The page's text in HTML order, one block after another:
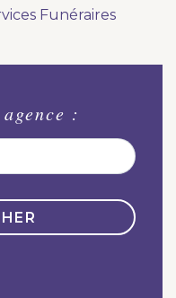
du
spécialisées.
Funéraires
: